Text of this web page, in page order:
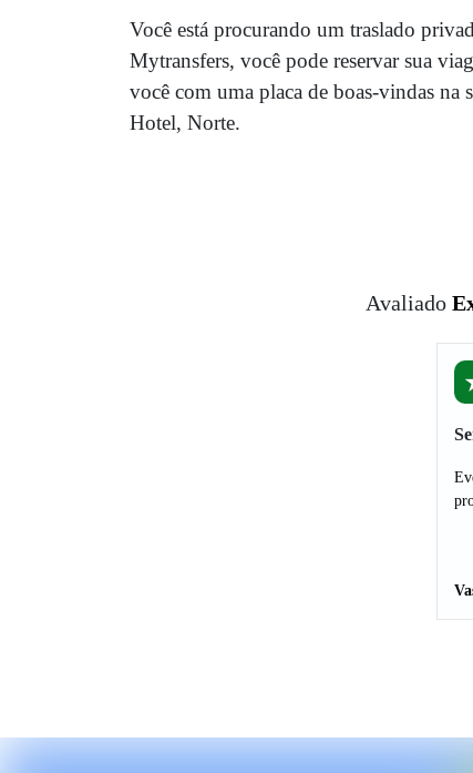
Você está procurando um traslado
Mytransfers, você pode reservar sua
você com uma placa de boas-vindas na
Hotel, Norte.
Avaliado